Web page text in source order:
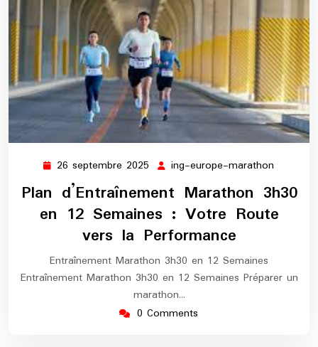
26 septembre 2025 26
septembre
2025
ing-europe-marathon
europe-
Plan d’Entraînement Marathon 3h30
en 12 Semaines : Votre Route
vers la Performance
Entraînement Marathon 3h30 en 12 Semaines
Entraînement Marathon 3h30 en 12 Semaines Préparer un
marathon…
0 Comments